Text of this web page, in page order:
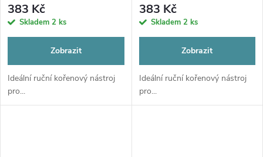
383 Kč
Skladem 2 ks
Zobrazit
Ideální ruční kořenový nástroj
pro...
383 Kč
Skladem 2 ks
Zobrazit
Ideální ruční kořenový nástroj
pro...